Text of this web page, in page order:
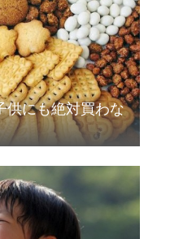
供にも絶対買わな